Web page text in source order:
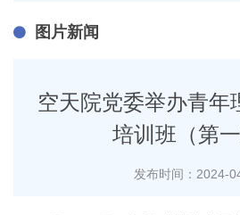
图片新闻
空天院党委举办青年
培训班（第一
发布时间：2024-